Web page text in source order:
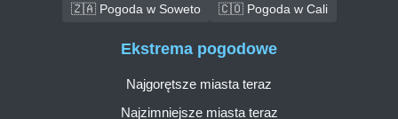
🇿🇦 Pogoda w Soweto
🇨🇴 Pogoda w Cali
Ekstrema pogodowe
Najgorętsze miasta teraz
Najzimniejsze miasta teraz